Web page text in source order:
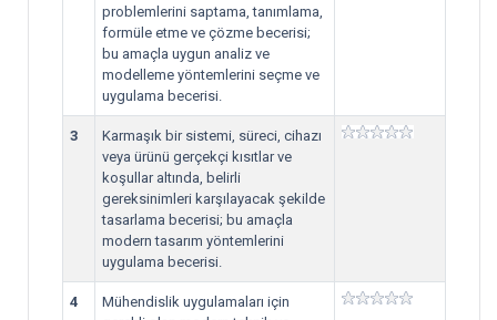
problemlerini saptama, tanımlama,
formüle etme ve çözme becerisi;
bu amaçla uygun analiz ve
modelleme yöntemlerini seçme ve
uygulama becerisi.
3
Karmaşık bir sistemi, süreci, cihazı
veya ürünü gerçekçi kısıtlar ve
koşullar altında, belirli
gereksinimleri karşılayacak şekilde
tasarlama becerisi; bu amaçla
modern tasarım yöntemlerini
uygulama becerisi.
4
Mühendislik uygulamaları için